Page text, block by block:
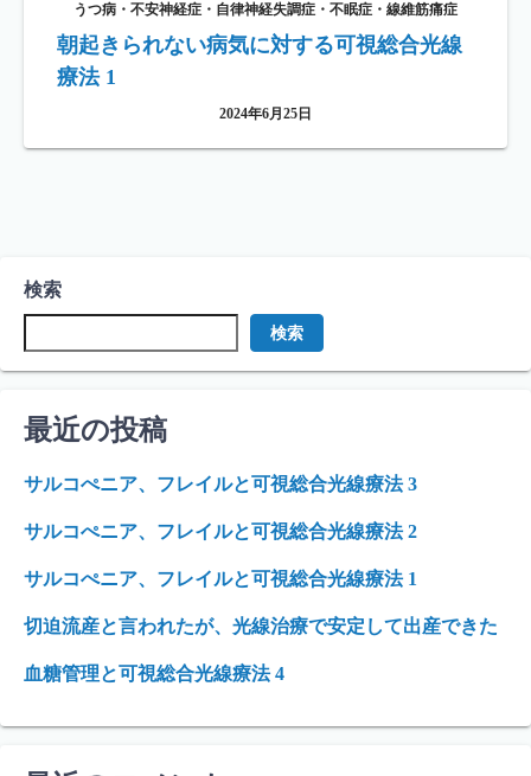
うつ病・不安神経症・自律神経失調症・不眠症・線維筋痛症
朝起きられない病気に対する可視総合光線
療法 1
2024年6月25日
検索
検索
最近の投稿
サルコぺニア、フレイルと可視総合光線療法 3
サルコぺニア、フレイルと可視総合光線療法 2
サルコぺニア、フレイルと可視総合光線療法 1
切迫流産と言われたが、光線治療で安定して出産できた
血糖管理と可視総合光線療法 4